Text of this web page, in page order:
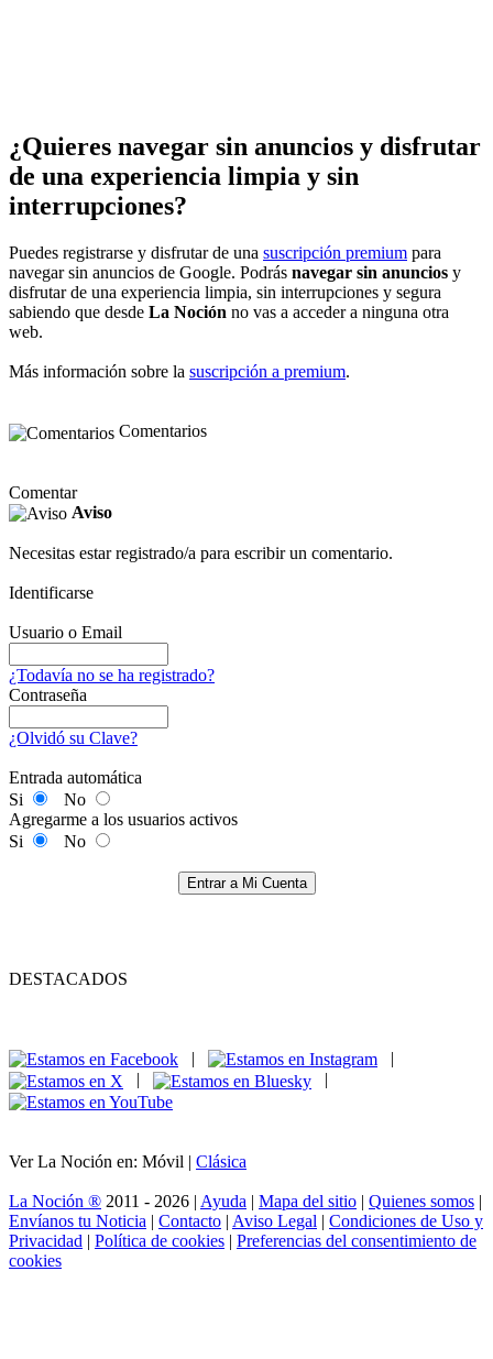
¿Quieres navegar sin anuncios y disfrutar
de una experiencia limpia y sin
interrupciones?
Puedes registrarse y disfrutar de una suscripción premium para
navegar sin anuncios de Google. Podrás navegar sin anuncios y
disfrutar de una experiencia limpia, sin interrupciones y segura
sabiendo que desde La Noción no vas a acceder a ninguna otra
web.
Más información sobre la suscripción a premium.
Comentarios
Comentar
Aviso
Necesitas estar registrado/a para escribir un comentario.
Identificarse
Usuario o Email
¿Todavía no se ha registrado?
Contraseña
¿Olvidó su Clave?
Entrada automática
Si
No
Agregarme a los usuarios activos
Si
No
Entrar a Mi Cuenta
DESTACADOS
|
|
|
|
Ver La Noción en: Móvil | Clásica
La Noción ® 2011 - 2026 | Ayuda | Mapa del sitio | Quienes somos |
Envíanos tu Noticia | Contacto | Aviso Legal | Condiciones de Uso y
Privacidad | Política de cookies | Preferencias del consentimiento de
cookies